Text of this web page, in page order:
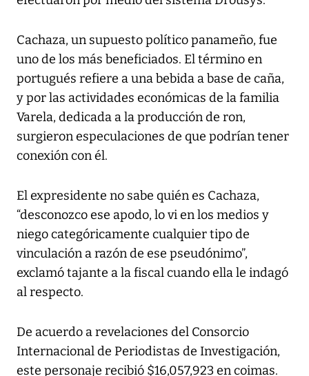
Cachaza, un supuesto político panameño, fue
uno de los más beneficiados. El término en
portugués refiere a una bebida a base de caña,
y por las actividades económicas de la familia
Varela, dedicada a la producción de ron,
surgieron especulaciones de que podrían tener
conexión con él.
El expresidente no sabe quién es Cachaza,
“desconozco ese apodo, lo vi en los medios y
niego categóricamente cualquier tipo de
vinculación a razón de ese pseudónimo”,
exclamó tajante a la fiscal cuando ella le indagó
al respecto.
De acuerdo a revelaciones del Consorcio
Internacional de Periodistas de Investigación,
este personaje recibió $16,057,923 en coimas.